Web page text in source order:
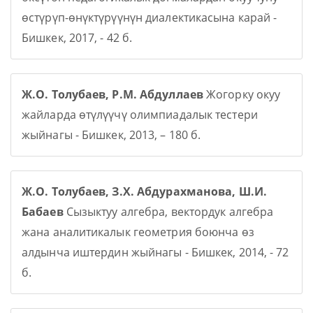
өстүрүп-өнүктүрүүнүн диалектикасына карай -
Бишкек, 2017, - 42 б.
Ж.О. Толубаев, Р.М. АбдуллаевЖогорку окуу
жайларда өтүлүүчү олимпиадалык тестери
жыйнагы - Бишкек, 2013, – 180 б.
Ж.О. Толубаев, З.Х. Абдурахманова, Ш.И.
БабаевСызыктуу алгебра, вектордук алгебра
жана аналитикалык геометрия боюнча өз
алдынча иштердин жыйнагы - Бишкек, 2014, - 72
б.